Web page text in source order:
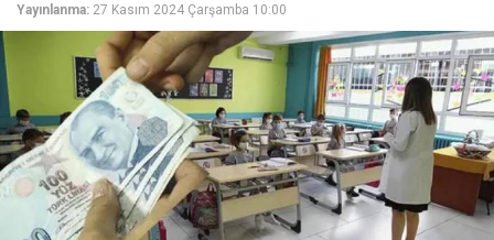
Yayınlanma: 27 Kasım 2024 Çarşamba 10:00